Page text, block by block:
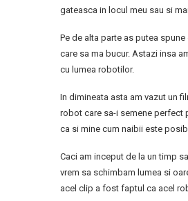
gateasca in locul meu sau si
Pe de alta parte as putea
care sa ma bucur. Astazi insa
cu lumea robotilor.
In dimineata asta am vazut un
robot care sa-i semene perfect
ca si mine cum naibii este
Caci am inceput de la un timp
vrem sa schimbam lumea si
acel clip a fost faptul ca acel